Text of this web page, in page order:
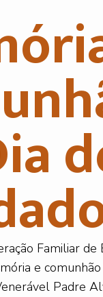
Familiar de
e
Padre